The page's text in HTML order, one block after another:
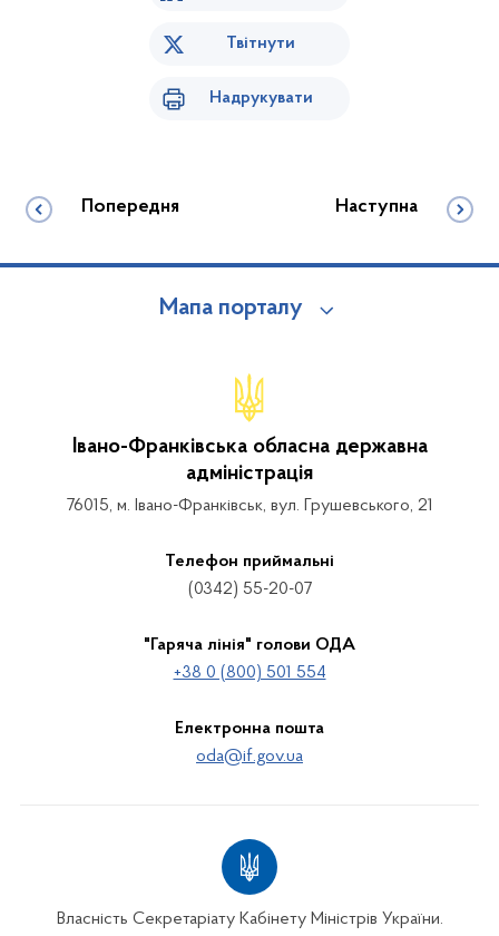
Твітнути
Надрукувати
Попередня Наступна
Мапа порталу
Івано-Франківська обласна державна
адміністрація
76015, м. Івано-Франківськ, вул. Грушевського, 21
Телефон приймальні
(0342) 55-20-07
"Гаряча лінія" голови ОДА
+38 0 (800) 501 554
Електронна пошта
oda@if.gov.ua
Власність Секретаріату Кабінету Міністрів України.